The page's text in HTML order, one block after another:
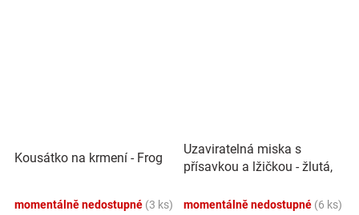
Kousátko na krmení - Frog
momentálně nedostupné (3 ks)
Uzaviratelná miska s
přísavkou a lžičkou - žlutá,
momentálně nedostupné (6 ks)